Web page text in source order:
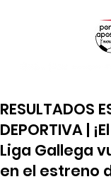
RESULTADOS
DEPORTIVA |
Liga Gallega
en el estreno